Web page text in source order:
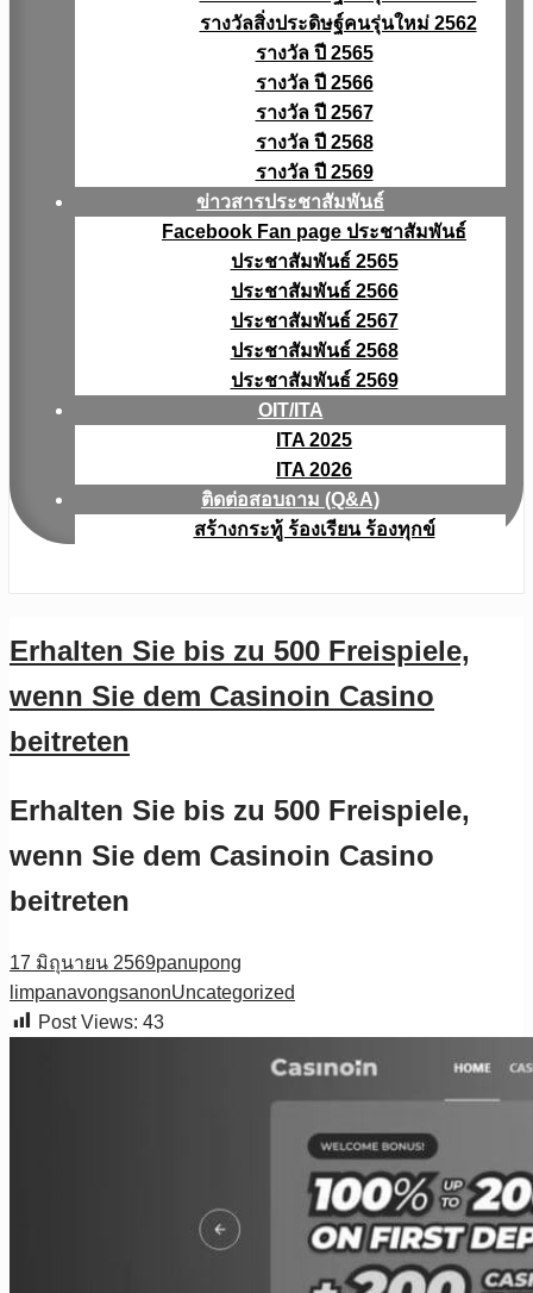
รางวัลสิ่งประดิษฐ์คนรุ่นใหม่ 2562
รางวัล ปี 2565
รางวัล ปี 2566
รางวัล ปี 2567
รางวัล ปี 2568
รางวัล ปี 2569
ข่าวสารประชาสัมพันธ์
Facebook Fan page ประชาสัมพันธ์
ประชาสัมพันธ์ 2565
ประชาสัมพันธ์ 2566
ประชาสัมพันธ์ 2567
ประชาสัมพันธ์ 2568
ประชาสัมพันธ์ 2569
OIT/ITA
ITA 2025
ITA 2026
ติดต่อสอบถาม (Q&A)
สร้างกระทู้ ร้องเรียน ร้องทุกข์
Erhalten Sie bis zu 500 Freispiele,
wenn Sie dem Casinoin Casino
beitreten
Erhalten Sie bis zu 500 Freispiele,
wenn Sie dem Casinoin Casino
beitreten
17 มิถุนายน 2569panupong
limpanavongsanonUncategorized
Post Views: 43